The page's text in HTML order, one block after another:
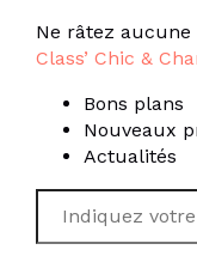
Ne râtez
Class’ Chic &
Bons plans
Nouveaux
Actualités